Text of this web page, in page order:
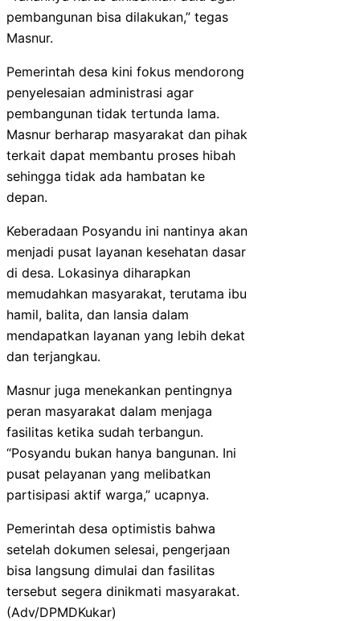
pembangunan bisa dilakukan,” tegas
Masnur.
Pemerintah desa kini fokus mendorong
penyelesaian administrasi agar
pembangunan tidak tertunda lama.
Masnur berharap masyarakat dan pihak
terkait dapat membantu proses hibah
sehingga tidak ada hambatan ke
depan.
Keberadaan Posyandu ini nantinya akan
menjadi pusat layanan kesehatan dasar
di desa. Lokasinya diharapkan
memudahkan masyarakat, terutama ibu
hamil, balita, dan lansia dalam
mendapatkan layanan yang lebih dekat
dan terjangkau.
Masnur juga menekankan pentingnya
peran masyarakat dalam menjaga
fasilitas ketika sudah terbangun.
“Posyandu bukan hanya bangunan. Ini
pusat pelayanan yang melibatkan
partisipasi aktif warga,” ucapnya.
Pemerintah desa optimistis bahwa
setelah dokumen selesai, pengerjaan
bisa langsung dimulai dan fasilitas
tersebut segera dinikmati masyarakat.
(Adv/DPMDKukar)